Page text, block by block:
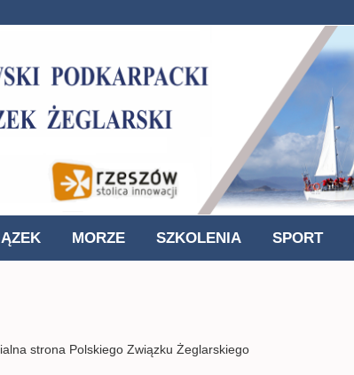
MORZE SZKOLENIA SPORT
strona Polskiego Związku Żeglarskiego